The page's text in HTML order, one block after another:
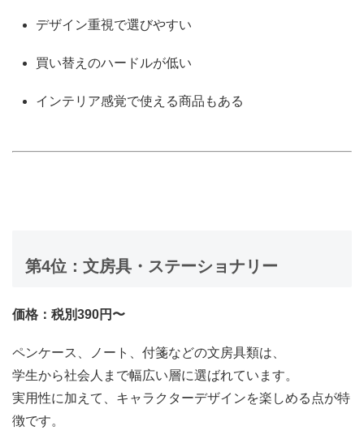
デザイン重視で選びやすい
買い替えのハードルが低い
インテリア感覚で使える商品もある
第4位：文房具・ステーショナリー
価格：税別390円〜
ペンケース、ノート、付箋などの文房具類は、
学生から社会人まで幅広い層に選ばれています。
実用性に加えて、キャラクターデザインを楽しめる点が特
徴です。